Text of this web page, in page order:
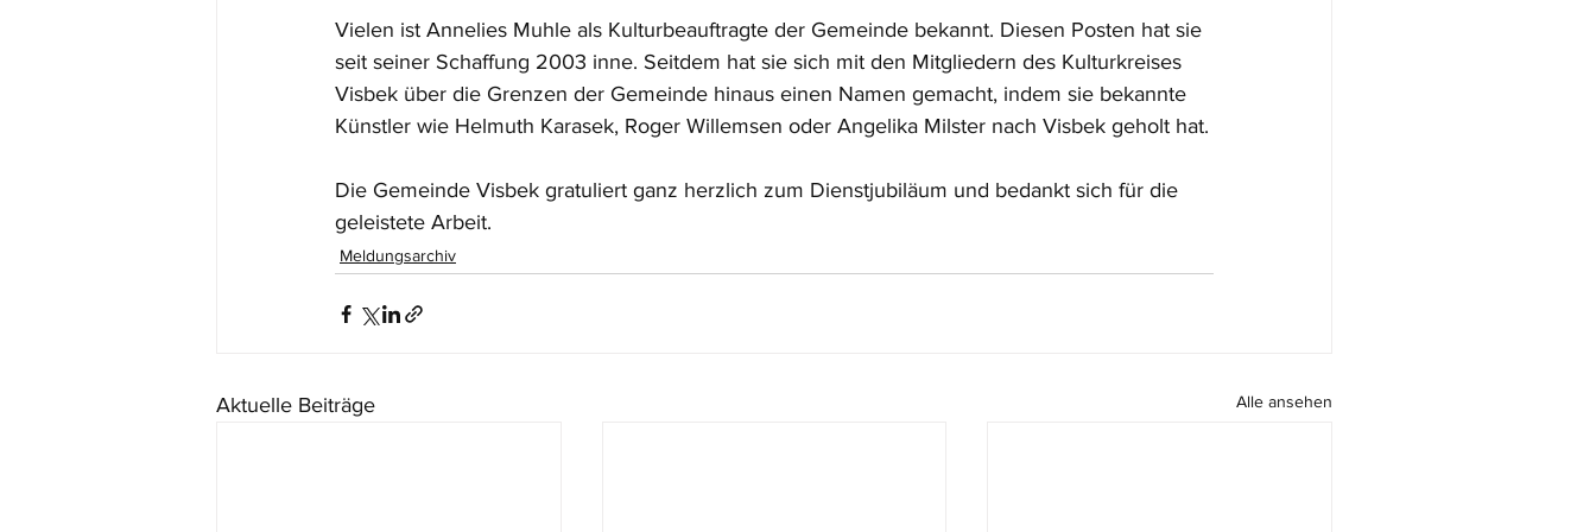
Vielen ist Annelies Muhle als Kulturbeauftragte der Gemeinde bekannt. Diesen Posten hat sie
seit seiner Schaffung 2003 inne. Seitdem hat sie sich mit den Mitgliedern des Kulturkreises
Visbek über die Grenzen der Gemeinde hinaus einen Namen gemacht, indem sie bekannte
Künstler wie Helmuth Karasek, Roger Willemsen oder Angelika Milster nach Visbek geholt hat.
Die Gemeinde Visbek gratuliert ganz herzlich zum Dienstjubiläum und bedankt sich für die
geleistete Arbeit.
Meldungsarchiv
Aktuelle Beiträge Alle ansehen